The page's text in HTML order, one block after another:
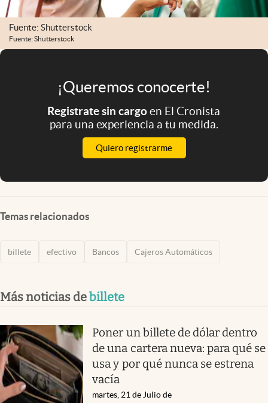
Fuente: Shutterstock
Fuente: Shutterstock
¡Queremos conocerte!
Registrate sin cargoen El Cronista
para una experiencia a tu medida.
Quiero registrarme
Temas relacionados
billete efectivo Bancos Cajeros Automáticos
Más noticias debillete
Poner un billete de dólar dentro
de una cartera nueva: para qué se
usa y por qué nunca se estrena
vacía
martes, 21 de Julio de